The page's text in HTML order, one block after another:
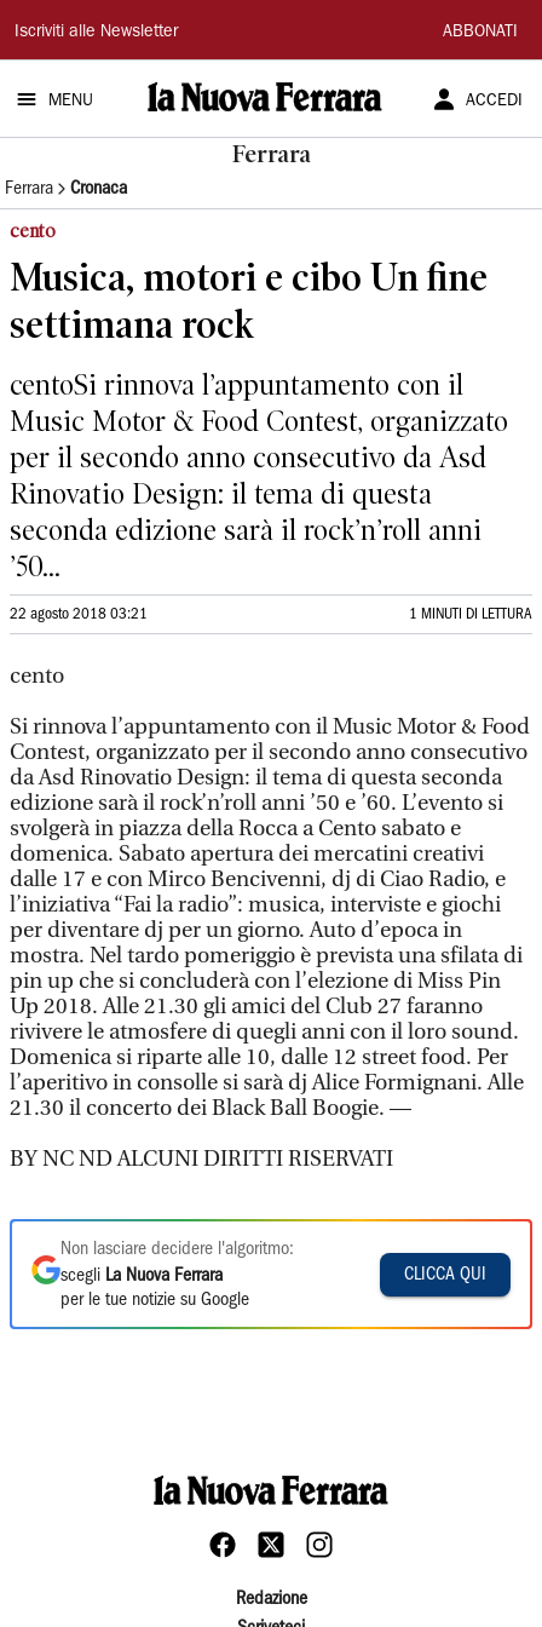
La
Nuova
Ferrara
Iscriviti alle Newsletter ABBONATI
MENU ACCEDI
Ferrara
Ferrara Cronaca
cento
Musica, motori e cibo Un fine
settimana rock
centoSi rinnova l’appuntamento con il
Music Motor & Food Contest, organizzato
per il secondo anno consecutivo da Asd
Rinovatio Design: il tema di questa
seconda edizione sarà il rock’n’roll anni
’50...
22 agosto 2018 03:21 1 MINUTI DI LETTURA
cento
Si rinnova l’appuntamento con il Music Motor & Food
Contest, organizzato per il secondo anno consecutivo
da Asd Rinovatio Design: il tema di questa seconda
edizione sarà il rock’n’roll anni ’50 e ’60. L’evento si
svolgerà in piazza della Rocca a Cento sabato e
domenica. Sabato apertura dei mercatini creativi
dalle 17 e con Mirco Bencivenni, dj di Ciao Radio, e
l’iniziativa “Fai la radio”: musica, interviste e giochi
per diventare dj per un giorno. Auto d’epoca in
mostra. Nel tardo pomeriggio è prevista una sfilata di
pin up che si concluderà con l’elezione di Miss Pin
Up 2018. Alle 21.30 gli amici del Club 27 faranno
rivivere le atmosfere di quegli anni con il loro sound.
Domenica si riparte alle 10, dalle 12 street food. Per
l’aperitivo in consolle si sarà dj Alice Formignani. Alle
21.30 il concerto dei Black Ball Boogie. —
BY NC ND ALCUNI DIRITTI RISERVATI
Non lasciare decidere l'algoritmo:
scegli La Nuova Ferrara
per le tue notizie su Google
CLICCA QUI
Redazione